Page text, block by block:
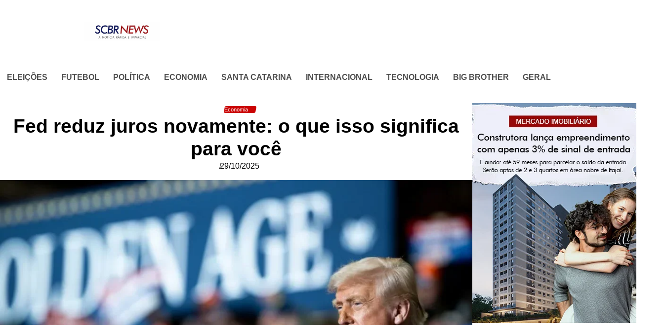
ELEIÇÕES FUTEBOL POLÍTICA ECONOMIA SANTA CATARINA INTERNACIONAL TECNOLOGIA BIG BROTHER GERAL
Economia
Fed reduz juros novamente: o que isso significa
para você
29/10/2025